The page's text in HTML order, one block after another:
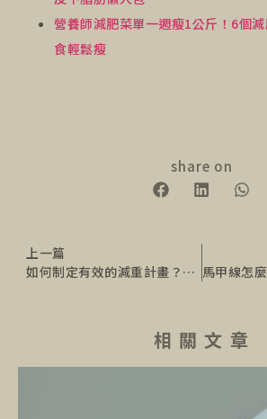
營養師減肥菜單一週瘦1公斤！6個
食輕鬆瘦
share on
上一篇
如何制定有效的減重計畫？營養師公布正確減重計畫表
相 關 文 章